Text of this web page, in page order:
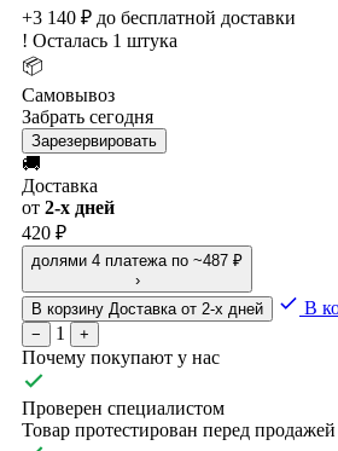
+3 140 ₽ до бесплатной доставки
! Осталась 1 штука
📦
Самовывоз
Забрать сегодня
Зарезервировать
🚚
Доставка
от 2-х дней
420 ₽
долями 4 платежа по ~487 ₽
›
В корзину Доставка от 2-х дней В
− 1 +
Почему покупают у нас
Проверен специалистом
Товар протестирован перед продажей